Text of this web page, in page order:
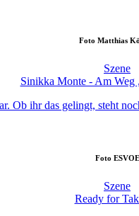
Foto Matthias
Szene
Sinikka Monte - Am Weg
Ob ihr das gelingt, steht
Foto ESVOE
Szene
Ready for